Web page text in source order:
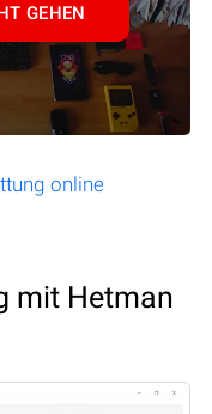
GEHEN
online
mit Hetman